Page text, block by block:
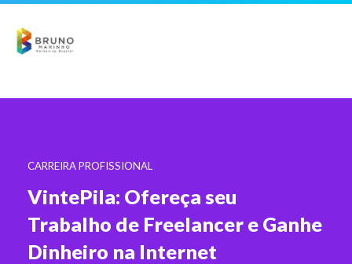
CARREIRA PROFISSIONAL
VintePila: Ofereça seu
Trabalho de Freelancer e Ganhe
Dinheiro na Internet